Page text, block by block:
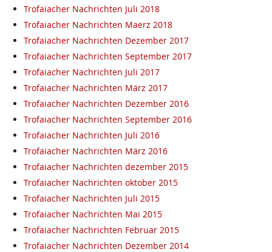
Trofaiacher Nachrichten Juli 2018
Trofaiacher Nachrichten Maerz 2018
Trofaiacher Nachrichten Dezember 2017
Trofaiacher Nachrichten September 2017
Trofaiacher Nachrichten Juli 2017
Trofaiacher Nachrichten März 2017
Trofaiacher Nachrichten Dezember 2016
Trofaiacher Nachrichten September 2016
Trofaiacher Nachrichten Juli 2016
Trofaiacher Nachrichten März 2016
Trofaiacher Nachrichten dezember 2015
Trofaiacher Nachrichten oktober 2015
Trofaiacher Nachrichten Juli 2015
Trofaiacher Nachrichten Mai 2015
Trofaiacher Nachrichten Februar 2015
Trofaiacher Nachrichten Dezember 2014